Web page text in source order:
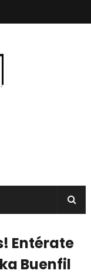
Entérate
Buenfil